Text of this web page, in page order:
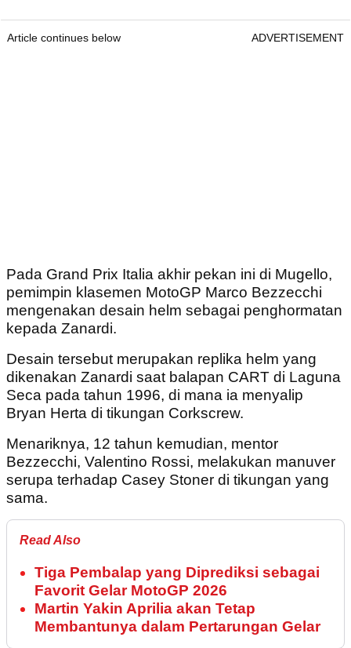
Article continues below ADVERTISEMENT
Pada Grand Prix Italia akhir pekan ini di Mugello,
pemimpin klasemen MotoGP Marco Bezzecchi
mengenakan desain helm sebagai penghormatan
kepada Zanardi.
Desain tersebut merupakan replika helm yang
dikenakan Zanardi saat balapan CART di Laguna
Seca pada tahun 1996, di mana ia menyalip
Bryan Herta di tikungan Corkscrew.
Menariknya, 12 tahun kemudian, mentor
Bezzecchi, Valentino Rossi, melakukan manuver
serupa terhadap Casey Stoner di tikungan yang
sama.
Read Also
Tiga Pembalap yang Diprediksi sebagai
Favorit Gelar MotoGP 2026
Martin Yakin Aprilia akan Tetap
Membantunya dalam Pertarungan Gelar